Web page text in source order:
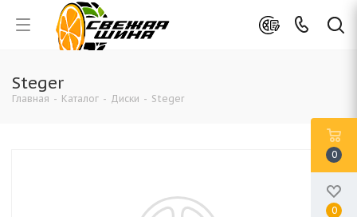
Steger
Главная - Каталог - Диски - Steger
0
0